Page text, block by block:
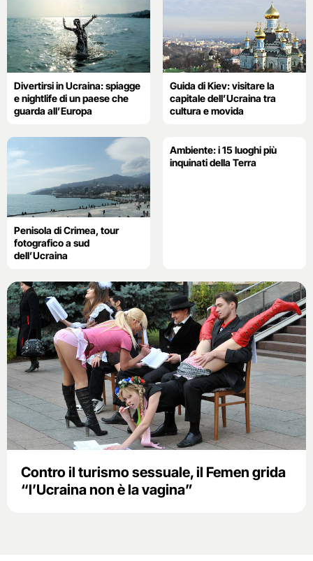
Divertirsi in Ucraina: spiagge
e nightlife di un paese che
guarda all’Europa
Guida di Kiev: visitare la
capitale dell’Ucraina tra
cultura e movida
Penisola di Crimea, tour
fotografico a sud
dell’Ucraina
Ambiente: i 15 luoghi più
inquinati della Terra
Contro il turismo sessuale, il Femen grida
“l’Ucraina non è la vagina”